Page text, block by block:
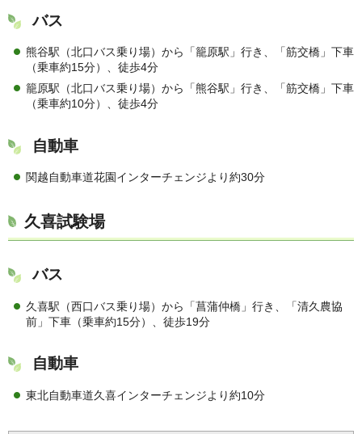
バス
熊谷駅（北口バス乗り場）から「籠原駅」行き、「筋交橋」下車
（乗車約15分）、徒歩4分
籠原駅（北口バス乗り場）から「熊谷駅」行き、「筋交橋」下車
（乗車約10分）、徒歩4分
自動車
関越自動車道花園インターチェンジより約30分
久喜試験場
バス
久喜駅（西口バス乗り場）から「菖蒲仲橋」行き、「清久農協
前」下車（乗車約15分）、徒歩19分
自動車
東北自動車道久喜インターチェンジより約10分